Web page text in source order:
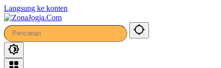
Langsung ke konten